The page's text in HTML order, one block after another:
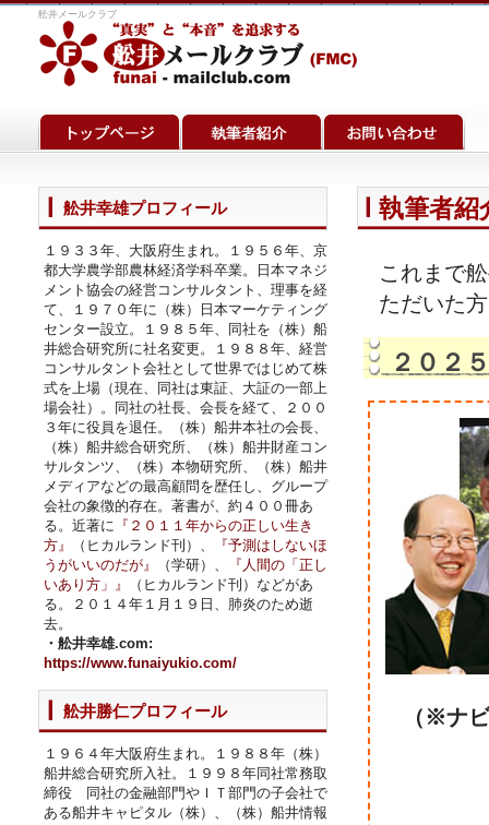
舩井メールクラブ
執筆者紹
これまで
ただいた
２０２
（※ナ
舩井幸雄プロフィール
１９３３年、大阪府生まれ。１９５６年、京
都大学農学部農林経済学科卒業。日本マネジ
メント協会の経営コンサルタント、理事を経
て、１９７０年に（株）日本マーケティング
センター設立。１９８５年、同社を（株）船
井総合研究所に社名変更。１９８８年、経営
コンサルタント会社として世界ではじめて株
式を上場（現在、同社は東証、大証の一部上
場会社）。同社の社長、会長を経て、２００
３年に役員を退任。（株）船井本社の会長、
（株）船井総合研究所、（株）船井財産コン
サルタンツ、（株）本物研究所、（株）船井
メディアなどの最高顧問を歴任し、グループ
会社の象徴的存在。著書が、約４００冊あ
る。近著に 『２０１１年からの正しい生き
方』
（ヒカルランド刊）、
『予測はしないほ
うがいいのだが』
（学研）、
『人間の「正し
いあり方」』
（ヒカルランド刊）などがあ
る。２０１４年１月１９日、肺炎のため逝
去。
・舩井幸雄.com:
https://www.funaiyukio.com/
舩井勝仁プロフィール
１９６４年大阪府生まれ。１９８８年（株）
船井総合研究所入社。１９９８年同社常務取
締役 同社の金融部門やＩＴ部門の子会社で
ある船井キャピタル（株）、（株）船井情報